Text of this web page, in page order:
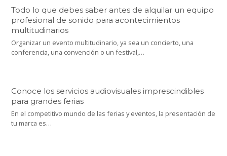
Todo lo que debes saber antes de alquilar un equipo
profesional de sonido para acontecimientos
multitudinarios
Organizar un evento multitudinario, ya sea un concierto, una
conferencia, una convención o un festival,…
Conoce los servicios audiovisuales imprescindibles
para grandes ferias
En el competitivo mundo de las ferias y eventos, la presentación de
tu marca es…